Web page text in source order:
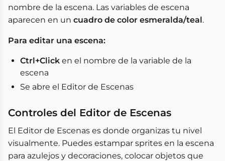
nombre de la escena. Las variables de escena
aparecen en un cuadro de color esmeralda/teal.
Para editar una escena:
Ctrl+Click en el nombre de la variable de la
escena
Se abre el Editor de Escenas
Controles del Editor de Escenas
El Editor de Escenas es donde organizas tu nivel
visualmente. Puedes estampar sprites en la escena
para azulejos y decoraciones, colocar objetos que